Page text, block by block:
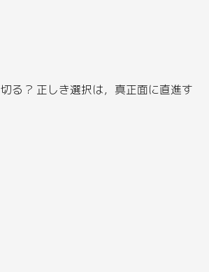
る？ 正しき選択は，真正面に直進す